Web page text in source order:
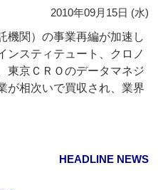
2010年09月15日 (水)
関）の事業再編が加速し
ンスティテュート、クロノ
東京ＣＲＯのデータマネジ
が相次いで買収され、業界
HEADLINE NEWS